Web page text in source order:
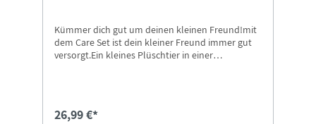
Kümmer dich gut um deinen kleinen Freund!mit
dem Care Set ist dein kleiner Freund immer gut
versorgt.Ein kleines Plüschtier in einer
26,99 €*